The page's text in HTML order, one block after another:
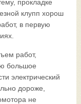
прокладке
клупп хорош
в первую
работ,
большое
электрический
дороже,
не